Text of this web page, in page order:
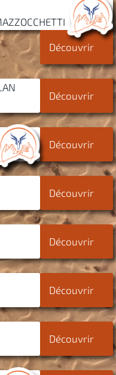
Découvrir
Découvrir
Découvrir
Découvrir
Découvrir
Découvrir
Découvrir